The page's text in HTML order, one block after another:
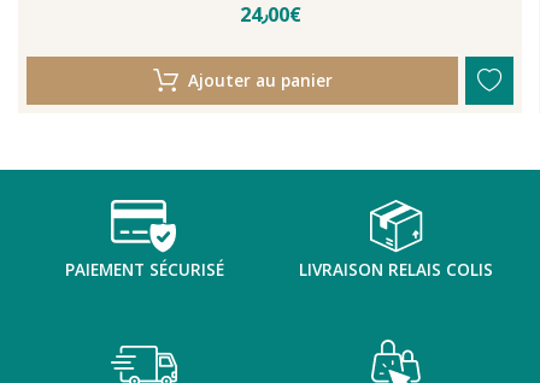
24٫00€
Ajouter au panier
PAIEMENT SÉCURISÉ LIVRAISON RELAIS COLIS